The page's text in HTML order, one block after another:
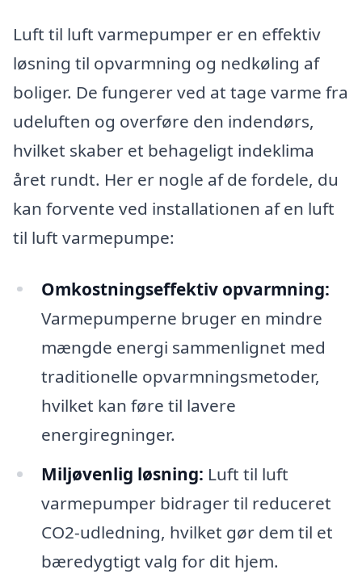
Luft til luft varmepumper er en effektiv
løsning til opvarmning og nedkøling af
boliger. De fungerer ved at tage varme fra
udeluften og overføre den indendørs,
hvilket skaber et behageligt indeklima
året rundt. Her er nogle af de fordele, du
kan forvente ved installationen af en luft
til luft varmepumpe:
Omkostningseffektiv opvarmning:
Varmepumperne bruger en mindre
mængde energi sammenlignet med
traditionelle opvarmningsmetoder,
hvilket kan føre til lavere
energiregninger.
Miljøvenlig løsning: Luft til luft
varmepumper bidrager til reduceret
CO2-udledning, hvilket gør dem til et
bæredygtigt valg for dit hjem.